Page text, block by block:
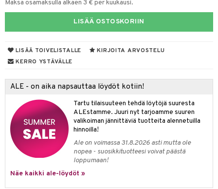
Maksa osamaksulla alkaen 3 € per kuukausi.
LISÄÄ OSTOSKORIIN
LISÄÄ TOIVELISTALLE
KIRJOITA ARVOSTELU
KERRO YSTÄVÄLLE
ALE - on aika napsauttaa löydöt kotiin!
Tartu tilaisuuteen tehdä löytöjä suuresta
ALEstamme. Juuri nyt tarjoamme suuren
valikoiman jännittäviä tuotteita alennetuilla
hinnoilla!
Ale on voimassa 31.8.2026 asti mutta ole
nopea - suosikkituotteesi voivat päästä
loppumaan!
Näe kaikki ale-löydöt »
& kynnet
tuotteet
hoito